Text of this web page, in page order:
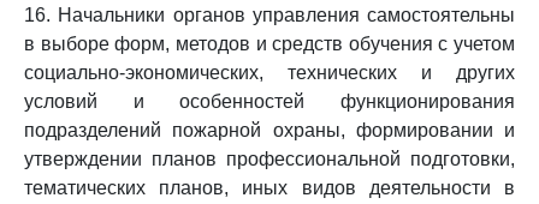
16. Начальники органов управления самостоятельны
в выборе форм, методов и средств обучения с учетом
социально-экономических, технических и других
условий и особенностей функционирования
подразделений пожарной охраны, формировании и
утверждении планов профессиональной подготовки,
тематических планов, иных видов деятельности в